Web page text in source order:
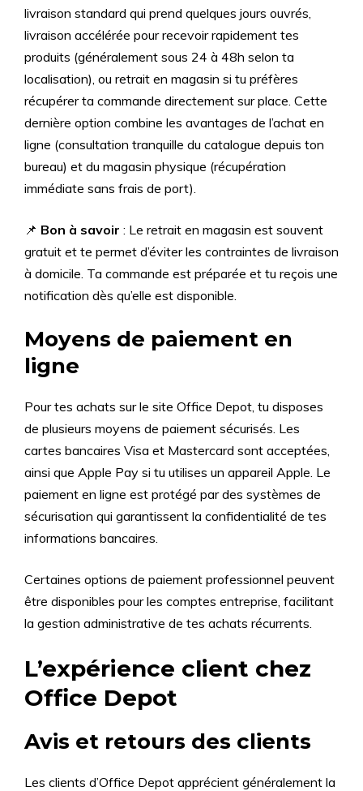
livraison standard qui prend quelques jours ouvrés,
livraison accélérée pour recevoir rapidement tes
produits (généralement sous 24 à 48h selon ta
localisation), ou retrait en magasin si tu préfères
récupérer ta commande directement sur place. Cette
dernière option combine les avantages de l’achat en
ligne (consultation tranquille du catalogue depuis ton
bureau) et du magasin physique (récupération
immédiate sans frais de port).
📌 Bon à savoir : Le retrait en magasin est souvent
gratuit et te permet d’éviter les contraintes de livraison
à domicile. Ta commande est préparée et tu reçois une
notification dès qu’elle est disponible.
Moyens de paiement en
ligne
Pour tes achats sur le site Office Depot, tu disposes
de plusieurs moyens de paiement sécurisés. Les
cartes bancaires Visa et Mastercard sont acceptées,
ainsi que Apple Pay si tu utilises un appareil Apple. Le
paiement en ligne est protégé par des systèmes de
sécurisation qui garantissent la confidentialité de tes
informations bancaires.
Certaines options de paiement professionnel peuvent
être disponibles pour les comptes entreprise, facilitant
la gestion administrative de tes achats récurrents.
L’expérience client chez
Office Depot
Avis et retours des clients
Les clients d’Office Depot apprécient généralement la